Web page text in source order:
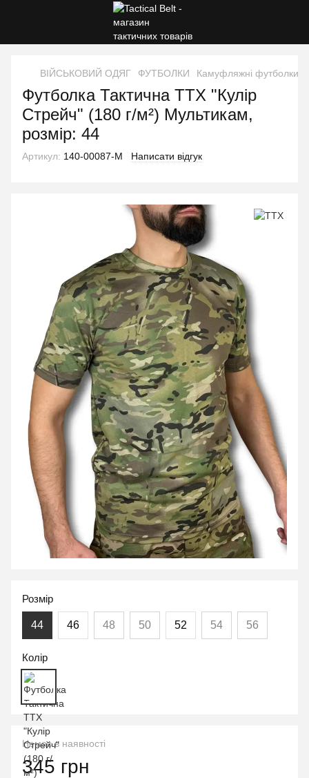
ВІЙСЬКОВИЙ ОДЯГ ФУТБОЛКИ Камуфляжні футболки
Футболка Тактична TTX "Кулір
Стрейч" (180 г/м²) Мультикам,
розмір: 44
Артикул: 140-00087-M Написати відгук
Розмір
44 46 48 50 52 54 56
Колір
Немає в наявності
345 грн